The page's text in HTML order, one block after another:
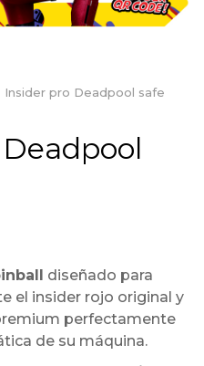
Insider pro Deadpool safe
diseñado para
el insider rojo original y
perfectamente
de su máquina.